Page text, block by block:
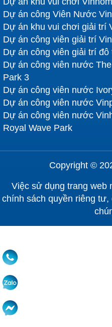
Dự án công Viên Nước
Dự án khu vui chơi giải trí
Dự án công viên giải trí
Dự án công viên giải trí
Dự án công viên nước
Park 3
Dự án công viên nước
Dự án công viên nước
Dự án công viên nước
Royal Wave Park
Copyright ©
Việc sử dụng trang web
chính sách quyền riêng